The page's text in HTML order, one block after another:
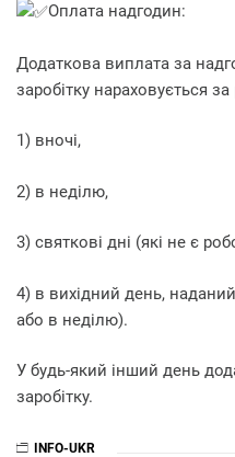
Оплата надгодин:
Додаткова виплата за
заробітку нараховується за
1) вночі,
2) в неділю,
3) святкові дні (які не є
4) в вихідний день,
або в неділю).
У будь-який інший день
заробітку.
INFO-UKR